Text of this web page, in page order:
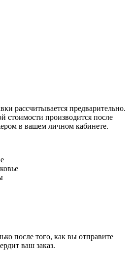
рассчитывается предварительно.
стоимости производится после
в вашем личном кабинете.
после того, как вы отправите
ваш заказ.